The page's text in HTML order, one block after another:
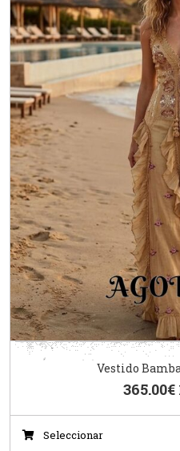
Vestido
365.00€
Seleccionar